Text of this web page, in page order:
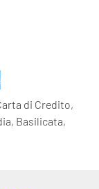
di Credito,
Basilicata,